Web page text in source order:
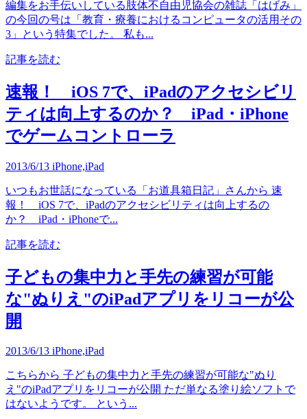
編集をお手伝いしている肢体不自由児協会の雑誌「はげみ」
の今回の号は「教育・療養におけるコンピュータの活用その
3」という特集でした。 私も...
記事を読む
速報！ iOS 7で、iPadのアクセシビリ
ティは向上するのか？ iPad・iPhone
でゲームコントローラ
2013/6/13 iPhone,iPad
いつもお世話になっている「お道具箱日記」さんから 速
報！ iOS 7で、iPadのアクセシビリティは向上するの
か？ iPad・iPhoneで...
記事を読む
子どもの集中力と手先の練習が可能
な"ぬりえ"のiPadアプリをリコーが公
開
2013/6/13 iPhone,iPad
こちらから 子どもの集中力と手先の練習が可能な"ぬり
え"のiPadアプリをリコーが公開 ただ単なる塗り絵ソフトで
はないようです。 という...